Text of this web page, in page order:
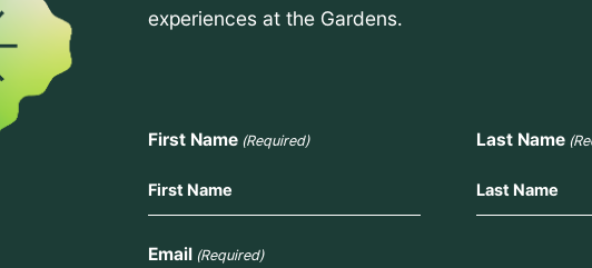
experiences at the Gardens.
First Name (Required) Last Name
Email (Required)